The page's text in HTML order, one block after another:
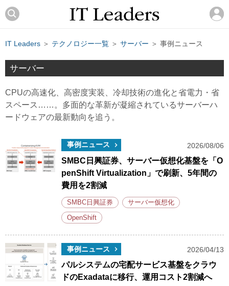
IT Leaders ＞ テクノロジー一覧 ＞ サーバー ＞ 事例ニュース
サーバー
CPUの高速化、高密度実装、冷却技術の進化と省電力・省
スペース……。多面的な革新が凝縮されているサーバーハ
ードウェアの最新動向を追う。
事例ニュース 2026/08/06
SMBC日興証券、サーバー仮想化基盤を「O
penShift Virtualization」で刷新、5年間の
費用を2割減
SMBC日興証券 サーバー仮想化
OpenShift
事例ニュース 2026/04/13
パルシステムの宅配サービス基盤をクラウ
ドのExadataに移行、運用コスト2割減へ